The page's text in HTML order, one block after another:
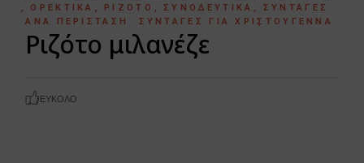
ΟΡΕΚΤΙΚΆ
ΡΙΖΌΤΟ ΣΥΝΟΔΕΥΤΙΚΆ
ΣΥΝΤΑΓΈΣ
ΑΝΆ ΠΕΡΊΣΤΑΣΗ
ΣΥΝΤΑΓΈΣ ΓΙΑ ΧΡΙΣΤΟΎΓΕΝΝΑ
Ριζότο μιλανέζε
ΕΎΚΟΛΟ